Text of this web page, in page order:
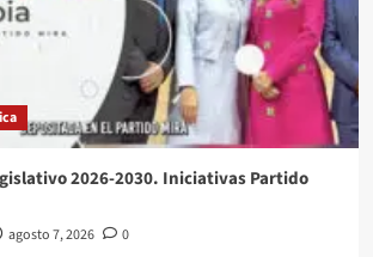
2026-2030. Iniciativas Partido
agosto 7, 2026 0